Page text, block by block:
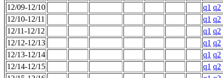
12/09-12/10
q1 q2
12/10-12/11
q1 q2
12/11-12/12
q1 q2
12/12-12/13
q1 q2
12/13-12/14
q1 q2
12/14-12/15
q1 q2